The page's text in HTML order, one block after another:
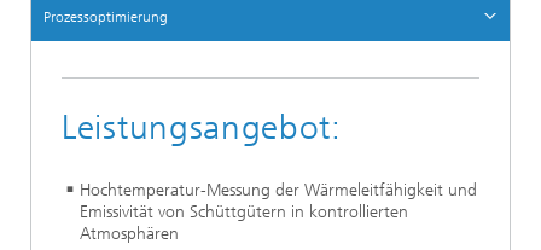
Prozessoptimierung
Leistungsangebot:
Hochtemperatur-Messung der Wärmeleitfähigkeit und
Emissivität von Schüttgütern in kontrollierten
Atmosphären